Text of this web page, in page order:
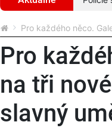
Pro každého něco.
Pro
na tři
slavný